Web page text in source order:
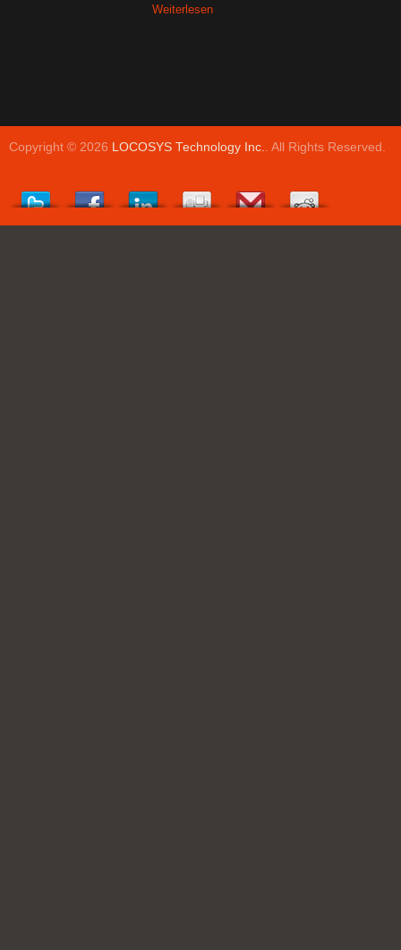
Weiterlesen
Copyright © 2026 LOCOSYS Technology Inc. . All Rights Reserved.